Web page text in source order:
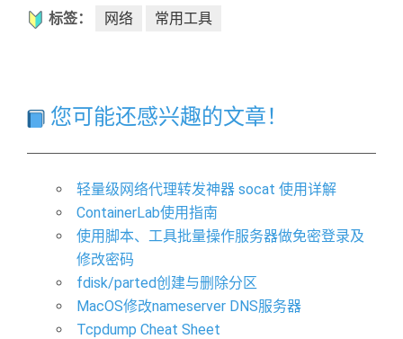
标签： 网络 常用工具
您可能还感兴趣的文章！
轻量级网络代理转发神器 socat 使用详解
ContainerLab使用指南
使用脚本、工具批量操作服务器做免密登录及
修改密码
fdisk/parted创建与删除分区
MacOS修改nameserver DNS服务器
Tcpdump Cheat Sheet